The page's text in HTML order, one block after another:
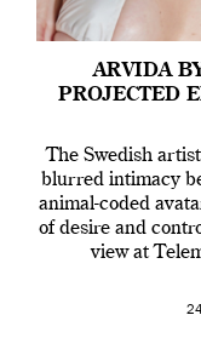
ARVIDA
PROJECTED
The Swedish
blurred intimacy
animal-coded
of desire and
view at